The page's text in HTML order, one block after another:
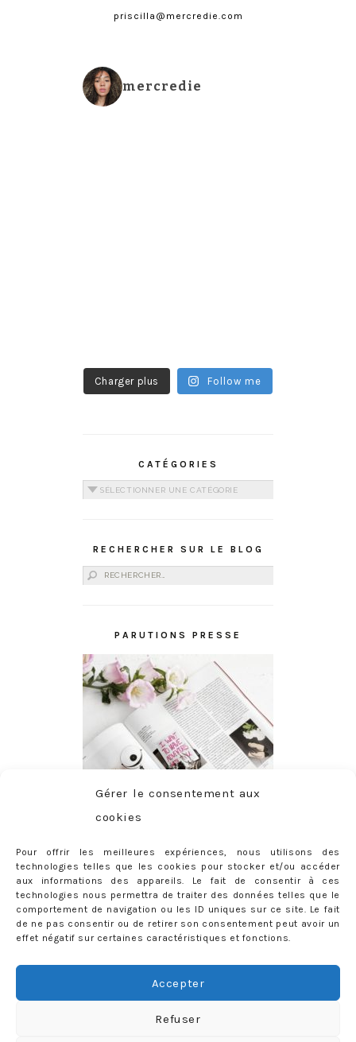
Gérer le consentement aux
cookies
Pour offrir les meilleures expériences, nous utilisons des
technologies telles que les cookies pour stocker et/ou accéder
aux informations des appareils. Le fait de consentir à ces
technologies nous permettra de traiter des données telles que le
comportement de navigation ou les ID uniques sur ce site. Le fait
de ne pas consentir ou de retirer son consentement peut avoir un
effet négatif sur certaines caractéristiques et fonctions.
Accepter
Refuser
priscilla@mercredie.com
mercredie
Charger plus Follow me
CATÉGORIES
Catégories
RECHERCHER SUR LE BLOG
Rechercher :
PARUTIONS PRESSE
ABONNEMENT
Adresse
Rejoignez les 398 autres abonnés